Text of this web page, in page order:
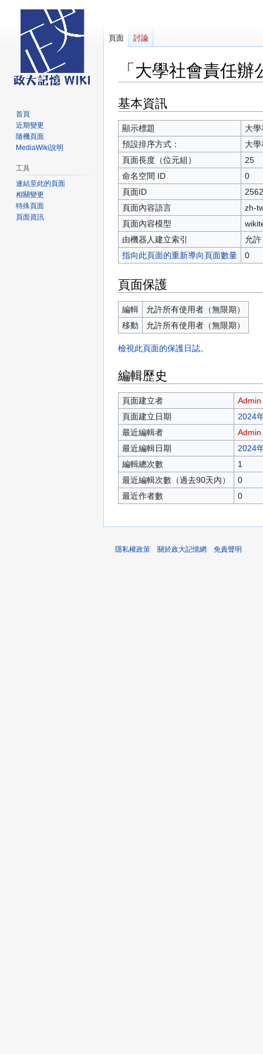
「大學社會責任
跳
至
導
覽
跳
至
搜
尋
基本資訊
顯示標題
大
預設排序方式：
大
頁面長度（位元組）
25
命名空間 ID
0
頁面ID
2562
頁面內容語言
zh-
頁面內容模型
由機器人建立索引
允許
指向此頁面的重新導向頁面數量
0
頁面保護
編輯
允許所有使用者（無限期）
移動
允許所有使用者（無限期）
檢視此頁面的保護日誌。
編輯歷史
頁面建立者 Admin
頁面建立日期
2024
最近編輯者
Admin
最近編輯日期
2024
編輯總次數
1
最近編輯次數（過去90天內）
0
最近作者數
0
頁面 討論
首頁
近期變更
隨機頁面
MediaWiki說明
工具
連結至此的頁面
相關變更
特殊頁面
頁面資訊
隱私權政策 關於政大記憶網 免責聲明